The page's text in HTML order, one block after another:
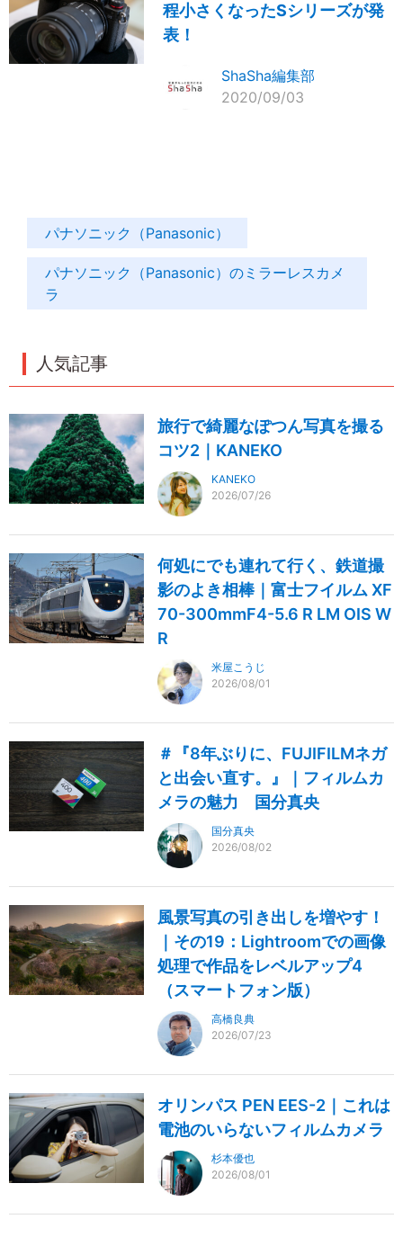
程小さくなったSシリーズが発
表！
ShaSha編集部
2020/09/03
パナソニック（Panasonic）
パナソニック（Panasonic）のミラーレスカメ
ラ
人気記事
旅行で綺麗なぽつん写真を撮る
コツ2｜KANEKO
KANEKO
2026/07/26
何処にでも連れて行く、鉄道撮
影のよき相棒｜富士フイルム XF
70-300mmF4-5.6 R LM OIS W
R
米屋こうじ
2026/08/01
＃『8年ぶりに、FUJIFILMネガ
と出会い直す。』｜フィルムカ
メラの魅力 国分真央
国分真央
2026/08/02
風景写真の引き出しを増やす！
｜その19：Lightroomでの画像
処理で作品をレベルアップ4
（スマートフォン版）
高橋良典
2026/07/23
オリンパス PEN EES-2｜これは
電池のいらないフィルムカメラ
杉本優也
2026/08/01